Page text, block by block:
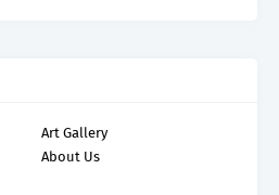
Art Gallery
About Us